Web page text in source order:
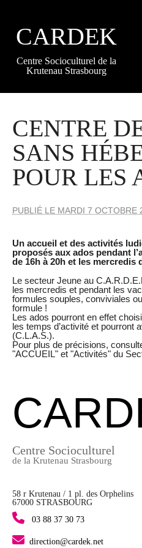
CARDEK
Centre Socioculturel de la
Krutenau Strasbourg
CENTRE
SANS
POUR LES
PUBLIÉ LE MARDI 7 OCTOBRE
Un accueil et des activités
proposés aux ados pendant
de 16h à 20h et les mercredis
Le secteur Jeune au
les mercredis et pendant les
formules souples, conviviales
formule !
Les ados pourront en effet
les temps d’activité et pourront
(C.L.A.S.).
Pour plus de précisions,
"ACCUEIL" et "Activités" du
Centre Socioculturel
de la Krutenau Strasbourg
58 r Krutenau / 1 pl. des Orphelins
67000 STRASBOURG
03 88 37 30 73
direction@cardek.net